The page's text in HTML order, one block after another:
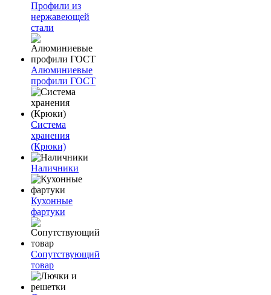
Профили из
нержавеющей
стали
Алюминиевые
профили ГОСТ
Система
хранения
(Крюки)
Наличники
Кухонные
фартуки
Сопутствующий
товар